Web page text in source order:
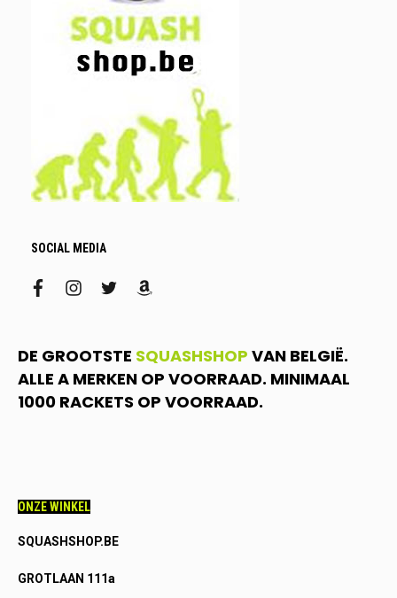
SOCIAL MEDIA
facebookinstagram
twitteramazon
DE GROOTSTE SQUASHSHOP VAN BELGIË.
ALLE A MERKEN OP VOORRAAD. MINIMAAL
1000 RACKETS OP VOORRAAD.
ONZE WINKEL
SQUASHSHOP.BE
GROTLAAN 111a